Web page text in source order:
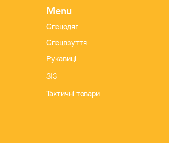
Menu
Спецодяг
Спецвзуття
Рукавиці
ЗІЗ
Тактичні товари